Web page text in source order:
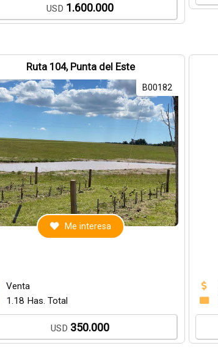
USD 1.600.000
Ruta 104, Punta del Este
B00182
Me interesa
Venta
1.18 Has. Total
USD 350.000